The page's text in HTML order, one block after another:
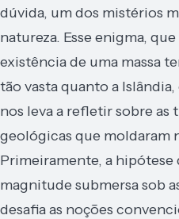
dúvida, um dos mistérios
natureza. Esse enigma,
existência de uma massa
tão vasta quanto a
nos leva a refletir sobre as
geológicas que moldaram
Primeiramente, a hipótese
magnitude submersa sob
desafia as noções